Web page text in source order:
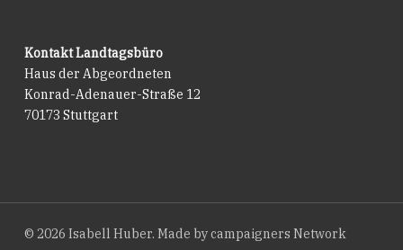
Kontakt Landtagsbüro
Haus der Abgeordneten
Konrad-Adenauer-Straße 12
70173 Stuttgart
© 2026 Isabell Huber. Made bycampaigners Network